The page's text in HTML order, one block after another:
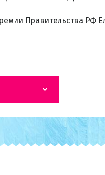
Правительства РФ